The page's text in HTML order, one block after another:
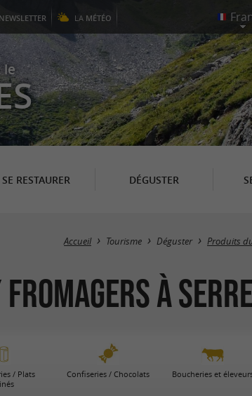
NEWSLETTER LA MÉTÉO
le
SE RESTAURER DÉGUSTER
Accueil Tourisme Déguster Produits
à
/ Plats
Confiseries / Chocolats Boucheries et